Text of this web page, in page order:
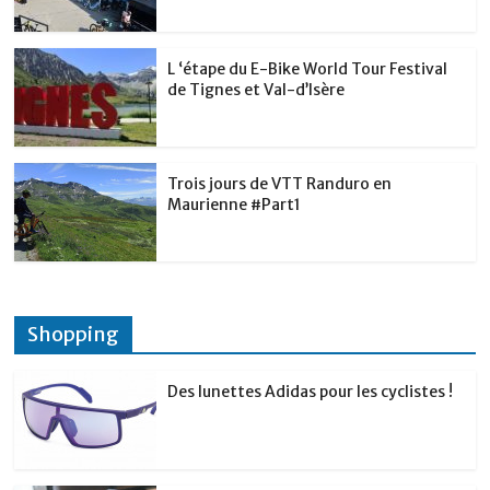
L ‘étape du E-Bike World Tour Festival
de Tignes et Val-d’Isère
Trois jours de VTT Randuro en
Maurienne #Part1
Shopping
Des lunettes Adidas pour les cyclistes !